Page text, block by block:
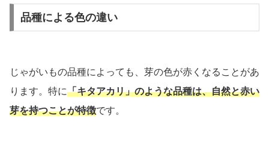
品種による色の違い
じゃがいもの品種によっても、芽の色が赤くなることがあ
ります。特に「キタアカリ」のような品種は、自然と赤い
芽を持つことが特徴です。